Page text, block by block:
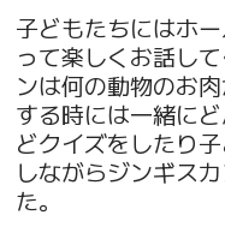
子どもたちにはホ
って楽しくお話し
ンは何の動物のお
する時には一緒に
どクイズをしたり
しながらジンギス
た。